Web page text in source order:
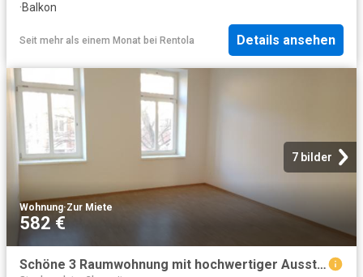
·Balkon
Seit mehr als einem Monat bei Rentola Details ansehen
7 bilder
Wohnung·Zur Miete
582 €
Schöne 3 Raumwohnung mit hochwertiger Ausstattung in zentraler Lage WE07